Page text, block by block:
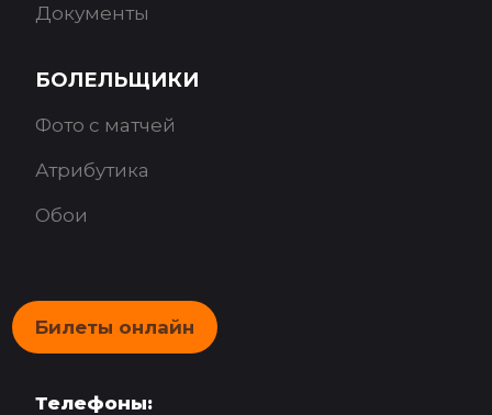
Документы
БОЛЕЛЬЩИКИ
Фото с матчей
Атрибутика
Обои
Билеты онлайн
Телефоны: